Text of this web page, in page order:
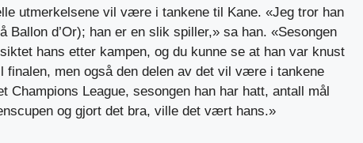
utmerkelsene vil være i tankene til Kane. «Jeg tror han
d’Or); han er en slik spiller,» sa han. «Sesongen
hans etter kampen, og du kunne se at han var knust
finalen, men også den delen av det vil være i tankene
Champions League, sesongen han har hatt, antall mål
og gjort det bra, ville det vært hans.»